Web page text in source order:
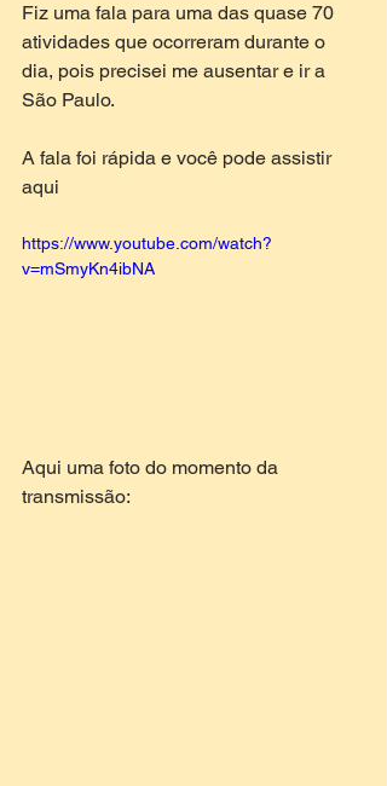
Fiz uma fala para uma das quase 70
atividades que ocorreram durante o
dia, pois precisei me ausentar e ir a
São Paulo.
A fala foi rápida e você pode assistir
aqui
https://www.youtube.com/watch?
v=mSmyKn4ibNA
Aqui uma foto do momento da
transmissão: